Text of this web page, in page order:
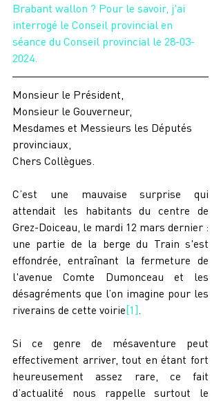
Brabant wallon ? Pour le savoir, j'ai
interrogé le Conseil provincial en
séance du Conseil provincial le 28-03-
2024.
Monsieur le Président,
Monsieur le Gouverneur,
Mesdames et Messieurs les Députés
provinciaux,
Chers Collègues.
C’est une mauvaise surprise qui
attendait les habitants du centre de
Grez-Doiceau, le mardi 12 mars dernier :
une partie de la berge du Train s'est
effondrée, entraînant la fermeture de
l'avenue Comte Dumonceau et les
désagréments que l’on imagine pour les
riverains de cette voirie [1].
Si ce genre de mésaventure peut
effectivement arriver, tout en étant fort
heureusement assez rare, ce fait
d’actualité nous rappelle surtout le